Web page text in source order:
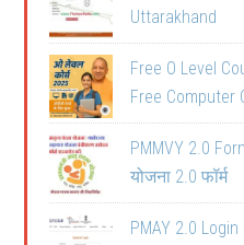
Uttarakhand
Free O Level
Free Computer
PMMVY 2.0
योजना 2.0 फॉर्म
PMAY 2.0